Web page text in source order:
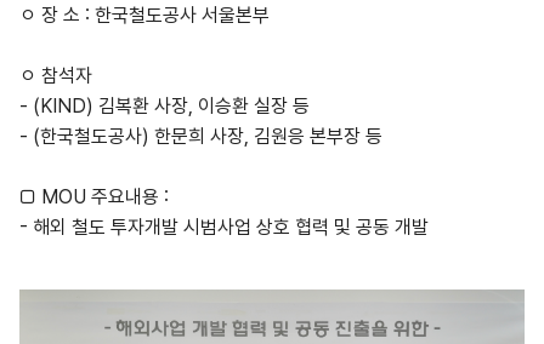
ㅇ 장 소 : 한국철도공사 서울본부
ㅇ 참석자
- (KIND) 김복환 사장, 이승환 실장 등
- (한국철도공사) 한문희 사장, 김원응 본부장 등
□ MOU 주요내용 :
- 해외 철도 투자개발 시범사업 상호 협력 및 공동 개발